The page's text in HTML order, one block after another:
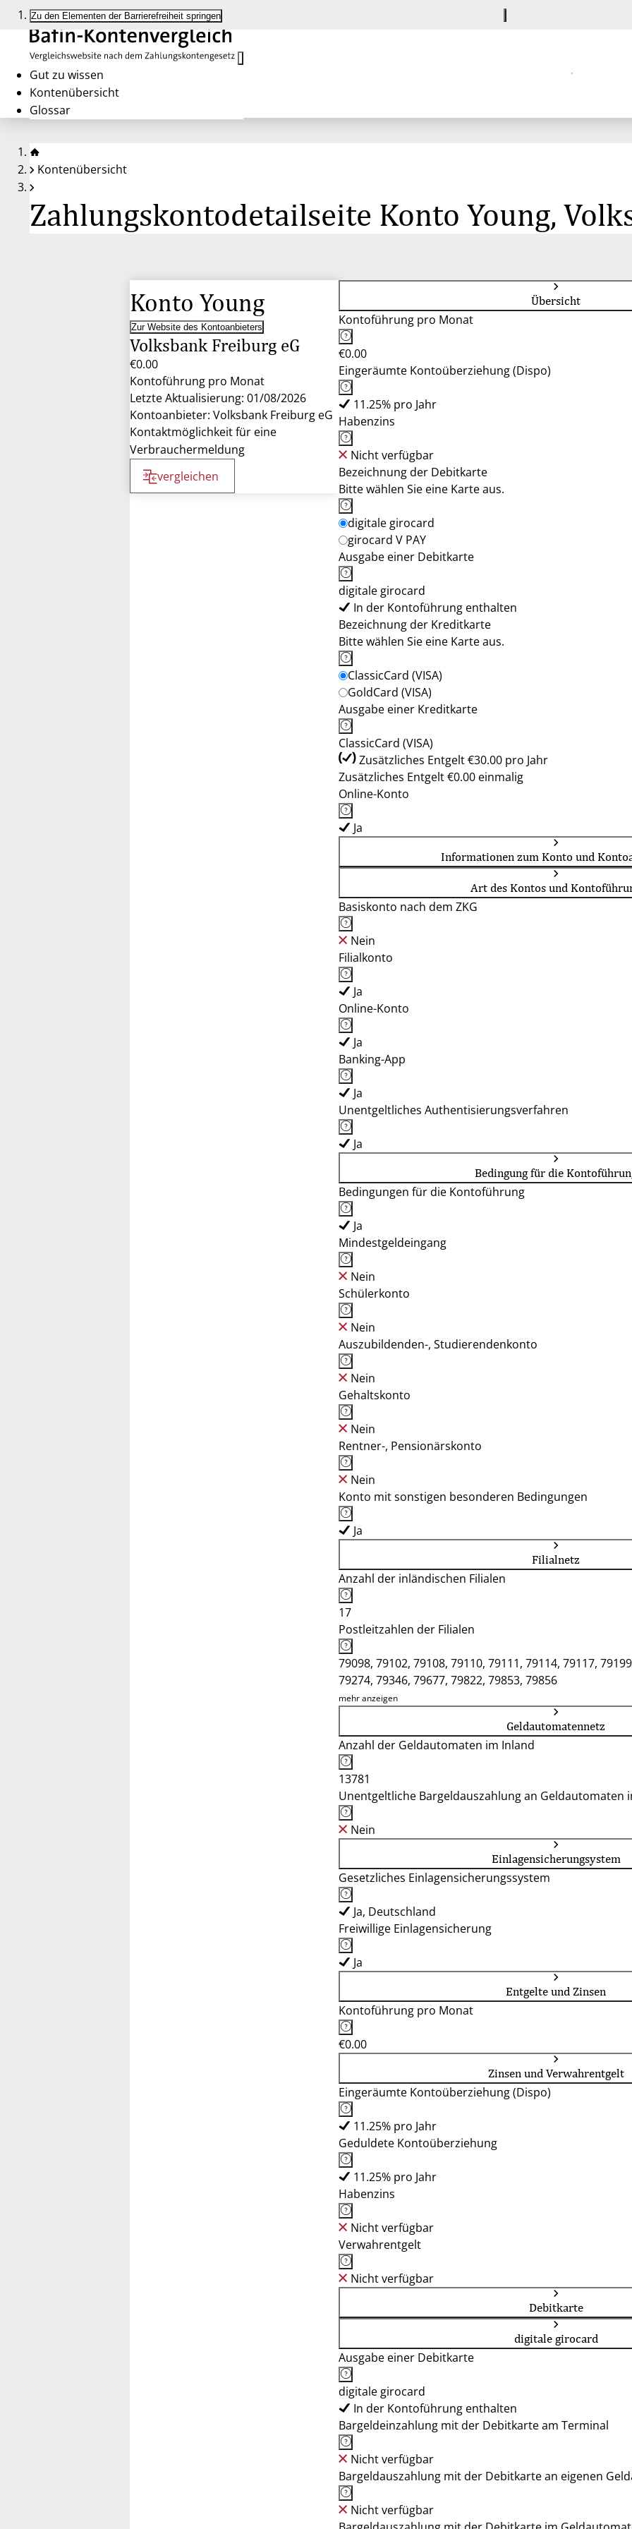
Zu den Elementen der Barrierefreiheit springen
Gut zu wissen
Kontenübersicht
Glossar
Kontenübersicht
Zahlungskontodetailseite Konto Young,
Konto Young
Zur Website des Kontoanbieters
Volksbank Freiburg eG
€0.00
Kontoführung pro Monat
Letzte Aktualisierung: 01/08/2026
Kontoanbieter: Volksbank Freiburg eG
Kontaktmöglichkeit für eine
Verbrauchermeldung
vergleichen
Übersicht
Kontoführung pro Monat
€0.00
Eingeräumte Kontoüberziehung (Dispo)
11.25% pro Jahr
Habenzins
Nicht verfügbar
Bezeichnung der Debitkarte
Bitte wählen Sie eine Karte aus.
digitale girocard
girocard V PAY
Ausgabe einer Debitkarte
digitale girocard
In der Kontoführung enthalten
Bezeichnung der Kreditkarte
Bitte wählen Sie eine Karte aus.
ClassicCard (VISA)
GoldCard (VISA)
Ausgabe einer Kreditkarte
ClassicCard (VISA)
Zusätzliches Entgelt €30.00 pro Jahr
Zusätzliches Entgelt €0.00 einmalig
Online-Konto
Ja
Informationen zum Konto und
Art des Kontos und
Basiskonto nach dem ZKG
Nein
Filialkonto
Ja
Online-Konto
Ja
Banking-App
Ja
Unentgeltliches Authentisierungsverfahren
Ja
Bedingung für die
Bedingungen für die Kontoführung
Ja
Mindestgeldeingang
Nein
Schülerkonto
Nein
Auszubildenden-, Studierendenkonto
Nein
Gehaltskonto
Nein
Rentner-, Pensionärskonto
Nein
Konto mit sonstigen besonderen Bedingungen
Ja
Filialnetz
Anzahl der inländischen Filialen
17
Postleitzahlen der Filialen
79098, 79102, 79108, 79110, 79111, 79114, 79117,
79274, 79346, 79677, 79822, 79853, 79856
mehr anzeigen
Geldautomatennetz
Anzahl der Geldautomaten im Inland
13781
Unentgeltliche Bargeldauszahlung an Geldautomaten
Nein
Einlagensicherungsystem
Gesetzliches Einlagensicherungssystem
Ja, Deutschland
Freiwillige Einlagensicherung
Ja
Entgelte und Zinsen
Kontoführung pro Monat
€0.00
Zinsen und Verwahrentgelt
Eingeräumte Kontoüberziehung (Dispo)
11.25% pro Jahr
Geduldete Kontoüberziehung
11.25% pro Jahr
Habenzins
Nicht verfügbar
Verwahrentgelt
Nicht verfügbar
Debitkarte
digitale girocard
Ausgabe einer Debitkarte
digitale girocard
In der Kontoführung enthalten
Bargeldeinzahlung mit der Debitkarte am Terminal
Nicht verfügbar
Bargeldauszahlung mit der Debitkarte an eigenen
Nicht verfügbar